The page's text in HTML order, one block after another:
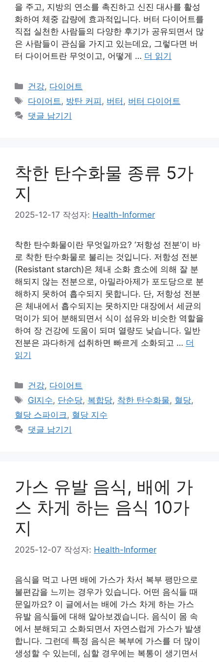
을 주고, 지방의 연소를 촉진하고 신진 대사를 활성
화하여 체중 감량에 효과적입니다. 버터 다이어트를
직접 실천한 사람들의 다양한 후기가 공유되면서 많
은 사람들이 관심을 가지고 있는데요, 그렇다면 버
터 다이어트란 무엇이고, 어떻게 … 더 읽기
카
테
고
리
건강, 다이어트
태
그
다이어트 , 방탄 커피 , 버터 , 버터 다이어트
댓글 남기기
착한 탄수화물 종류 5가
지
2025-12-17 작성자: Health-Informer
착한 탄수화물이란 무엇일까요? ‘저항성 전분’이 바
로 착한 탄수화물로 불리는 것입니다. 저항성 전분
(Resistant starch)은 체내 소화 효소에 의해 잘 분
해되지 않는 전분으로, 아밀라아제가 포도당으로 분
해하지 못하여 흡수되지 못합니다. 단, 저항성 전분
은 체내에서 흡수되지는 못하지만 대장에서 세균의
먹이가 되어 분해되면서 식이 섬유와 비슷한 역할을
하여 장 건강에 도움이 되며 열량도 낮습니다. 일반
전분은 과다하게 섭취하면 빠르게 소화되고 … 더
읽기
카
테
리
건강, 다이어트
태
그
GI지수, 단순당, 복합당, 착한 탄수화물, 혈당,
혈당 스파이크, 혈당 지수
댓글 남기기
가스 유발 음식, 배에 가
스 차게 하는 음식 10가
지
2025-12-07 작성자: Health-Informer
음식을 먹고 나면 배에 가스가 차서 복부 팽만으로
불편감을 느끼는 경우가 있습니다. 어떤 음식들 때
문일까요? 이 글에서는 배에 가스 차게 하는 가스
유발 음식들에 대해 알아보겠습니다. 음식이 몸 속
에서 분해되고 소화되면서 자연스럽게 가스가 발생
합니다. 그런데 특정 음식은 복부에 가스를 더 많이
생성할 수 있는데, 심할 경우에는 복통이 생기면서